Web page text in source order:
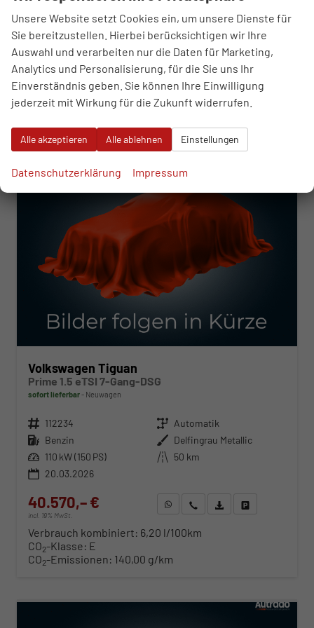
Kraftstoff Benzin Außenfarbe Oyster Silver Metallic
Leistung 110 kW (150 PS) Kilometerstand 50 km
40.570,– €
incl. 19% MwSt.
Fahrzeugexposé (PDF)
Fahrzeug parken
Verbrauch kombiniert: 6,20 l/100km
CO2-Klasse:E
ab 412,– € mtl.
Volkswagen Tiguan
Prime 1.5 eTSI 7-Gang-DSG
sofort lieferbar Neuwagen
Fahrzeugnr. 112234 Getriebe Automatik
Kraftstoff Benzin Außenfarbe Delfingrau Metallic
Leistung 110 kW (150 PS) Kilometerstand 50 km
20.03.2026
40.570,– €
incl. 19% MwSt.
WhatsApp anfragen
Wir rufen Sie anFahrzeugexposé (PDF)
Verbrauch kombiniert: 6,20 l/100km
CO2-Klasse: E
CO2-Emissionen: 140,00 g/km
Unsere Website setzt Cookies ein, um unsere Dienste für
Sie bereitzustellen. Hierbei berücksichtigen wir Ihre
Auswahl und verarbeiten nur die Daten für Marketing,
Analytics und Personalisierung, für die Sie uns Ihr
Einverständnis geben. Sie können Ihre Einwilligung
jederzeit mit Wirkung für die Zukunft widerrufen.
Alle akzeptieren Alle ablehnen Einstellungen
Datenschutzerklärung Impressum